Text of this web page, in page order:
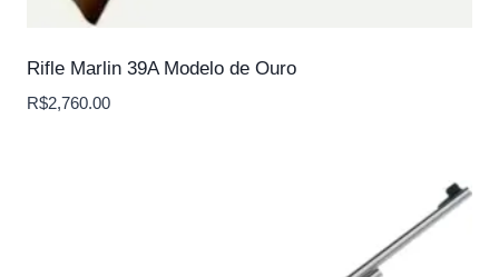
Rifle Marlin 39A Modelo de Ouro
R$2,760.00